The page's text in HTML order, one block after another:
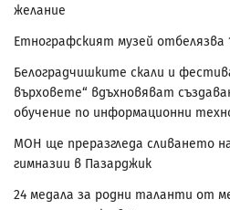
желание
Етнографският музей отбелязва
Белоградчишките скали и
върховете“ вдъхновяват
обучение по информационни
МОН ще преразгледа сливането
гимназии в Пазарджик
24 медала за родни таланти от